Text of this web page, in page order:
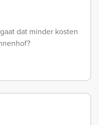
dat minder kosten